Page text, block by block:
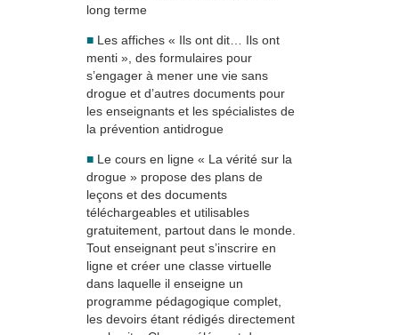
long terme
■ Les affiches « Ils ont dit… Ils ont
menti », des formulaires pour
s’engager à mener une vie sans
drogue et d’autres documents pour
les enseignants et les spécialistes de
la prévention antidrogue
■ Le cours en ligne « La vérité sur la
drogue » propose des plans de
leçons et des documents
téléchargeables et utilisables
gratuitement, partout dans le monde.
Tout enseignant peut s’inscrire en
ligne et créer une classe virtuelle
dans laquelle il enseigne un
programme pédagogique complet,
les devoirs étant rédigés directement